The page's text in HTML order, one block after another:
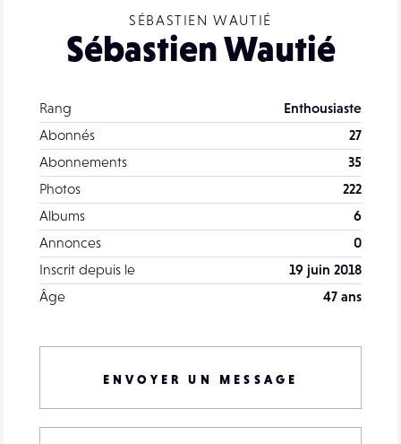
SÉBASTIEN WAUTIÉ
Sébastien Wautié
Rang
Enthousiaste
Abonnés
27
Abonnements
35
Photos
222
Albums
6
Annonces
0
Inscrit depuis le
19 juin 2018
Âge
47 ans
ENVOYER UN MESSAGE